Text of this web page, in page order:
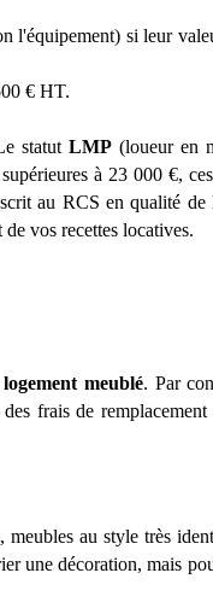
l'équipement) si leur
€ HT.
statut LMP(loueur en
à 23 000 €,
au RCS en qualité de
vos recettes locatives.
logement meublé. Par
frais de
meubles au style très
une décoration, mais